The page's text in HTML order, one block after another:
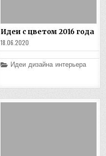
Идеи с цветом 2016 года
18.06.2020
Posted
in
Идеи дизайна интерьера